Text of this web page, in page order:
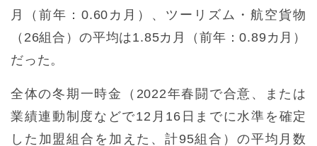
月（前年：0.60カ月）、ツーリズム・航空貨物
（26組合）の平均は1.85カ月（前年：0.89カ月）
だった。
全体の冬期一時金（2022年春闘で合意、または
業績連動制度などで12月16日までに水準を確定
した加盟組合を加えた、計95組合）の平均月数